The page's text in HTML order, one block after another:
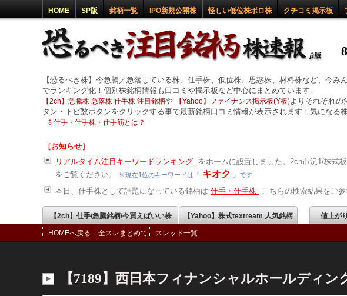
HOME SP版 銘柄一覧 IPO新規公開株 怪しい低位株ボロ株 クチコミ掲示板
8
【恐るべき株】今急騰／急落している株、仕手株、低位株、思惑株、材料株など、今み
でランキング化！個別株銘柄情報も口コミや掲示板など中心にまとめています。
【2ch】急騰株 急落株 仕手株 注目銘柄や 【Yahoo】ファイナンス掲示板(Y板)よりそれぞれの
タン・トピ数ボタンをクリックする事で最新銘柄口コミ情報が表示されます！気になる
※仕手・仕手株・仕手筋とは？
［お知らせ］
リアルタイム注目キーワードランキング
をホームに設置しました。2ch市況1/株式
をご覧ください。
※現在1位のキーワードは『 キオク 』です
本日、仕手株として話題になっている銘柄は 仕手・仕手株 こちらの検索結果をご参
【2ch】仕手/急騰銘柄/今買えばいい株 【Yahoo】株式textream 人気銘柄 値上が
HOMEへ戻る 全スレまとめて スレッド一覧
【7189】西日本フィナンシャルホールディン